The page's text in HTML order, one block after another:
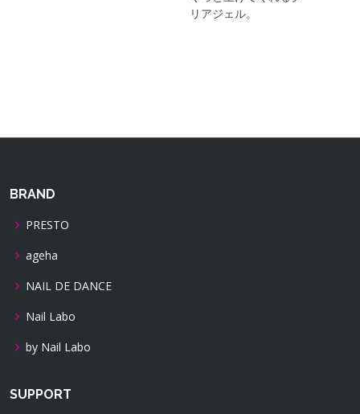
リアジェル。
BRAND
PRESTO
ageha
NAIL DE DANCE
Nail Labo
by Nail Labo
SUPPORT